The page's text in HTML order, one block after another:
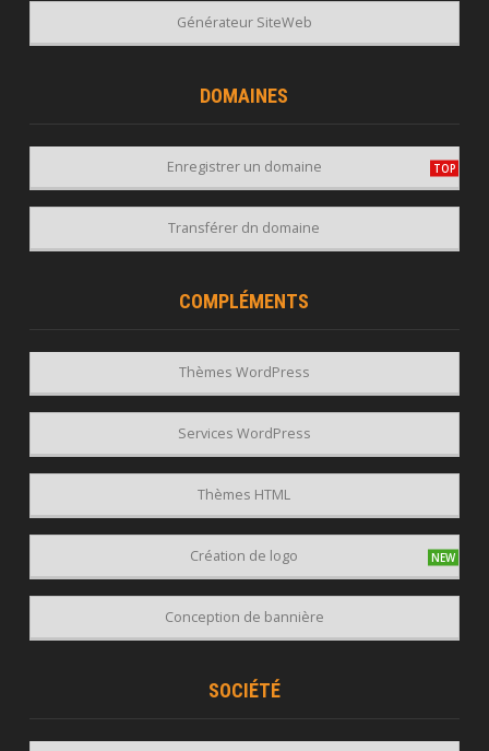
Générateur SiteWeb
DOMAINES
Enregistrer un domaine
Transférer dn domaine
COMPLÉMENTS
Thèmes WordPress
Thèmes HTML
Création de logo
Conception de bannière
Services WordPress
SOCIÉTÉ